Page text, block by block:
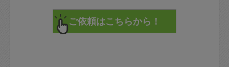
直前キャンセル料：
72時間前〜24時間前＝依頼料金の50%
みてください。
その後、一番気に入ったタスカジさんに
てください。
不在時に部屋に入るためにタスカジさん
で、必ず鍵のかかるロッカーや金庫に入
れて依頼者の責任の元管理するよう心掛
けてください。